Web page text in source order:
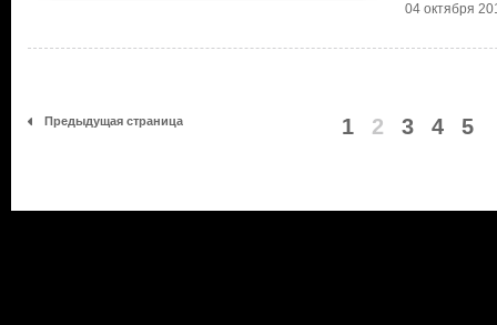
04 октября
Предыдущая страница 1 2 3 4 5